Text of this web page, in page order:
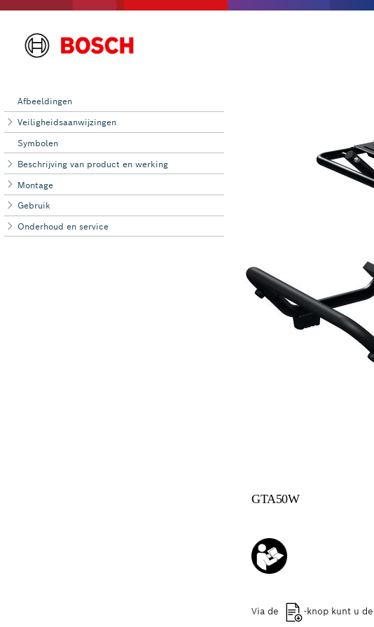
Afbeeldingen
Veiligheidsaanwijzingen
Symbolen
Beschrijving van product en werking
Montage
Gebruik
Onderhoud en ‌service